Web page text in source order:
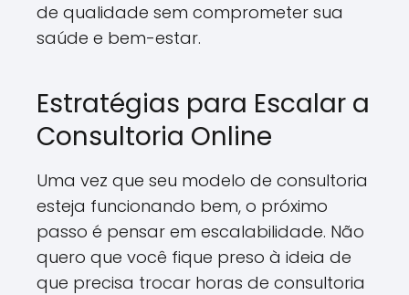
de qualidade sem comprometer sua
saúde e bem-estar.
Estratégias para Escalar a
Consultoria Online
Uma vez que seu modelo de consultoria
esteja funcionando bem, o próximo
passo é pensar em escalabilidade. Não
quero que você fique preso à ideia de
que precisa trocar horas de consultoria